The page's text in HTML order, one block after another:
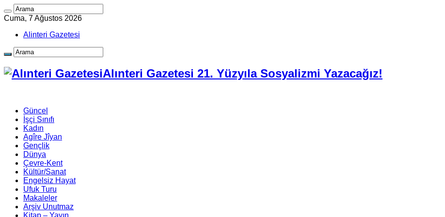
Cuma, 7 Ağustos 2026
Alinteri Gazetesi
Alınteri Gazetesi 21. Yüzyıla Sosyalizmi Yazacağız!
Güncel
İşçi Sınıfı
Kadın
Agîre Jîyan
Gençlik
Dünya
Çevre-Kent
Kültür/Sanat
Engelsiz Hayat
Ufuk Turu
Makaleler
Arşiv Unutmaz
Kitap – Yayın